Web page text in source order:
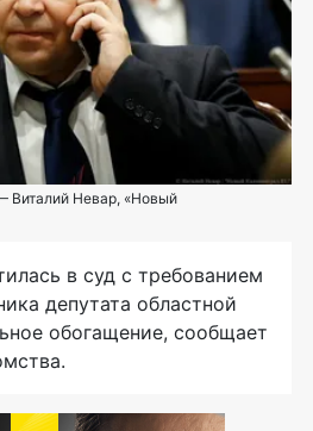
Виталий Невар, «Новый
в суд с требованием
депутата областной
обогащение, сообщает